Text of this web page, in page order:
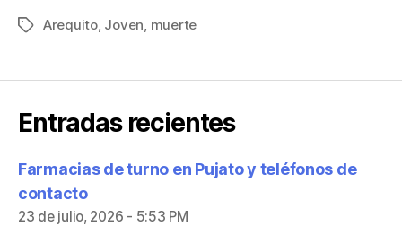
Arequito, Joven muerte
Entradas recientes
Farmacias de turno en Pujato y teléfonos de
contacto
23 de julio, 2026 - 5:53 PM